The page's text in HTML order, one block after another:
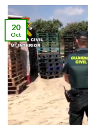
20
Oct